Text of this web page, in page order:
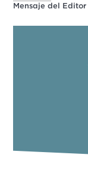
Mensaje del Editor